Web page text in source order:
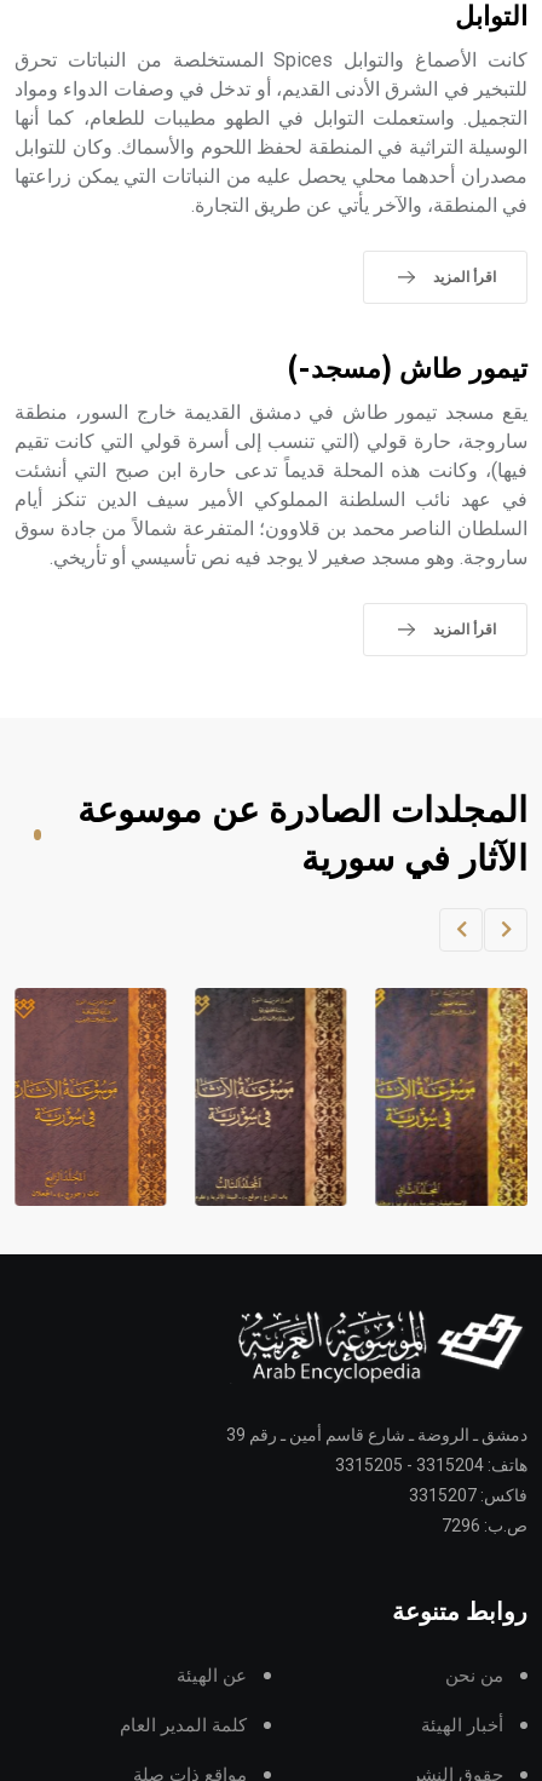
- هل تعلم أن أبجر Abgar اسم معروف جيداً يعود إلى عدد من
الملوك الذين حكموا مدينة إديسا (الرها) من أبجر الأول وحتى
التاسع، وهم ينتسبون إلى أسرة أوسروين
حيث تقتصر القيمة الصوتية للعلامة الك
التوابل
كانت الأصماغ والتوابل Spices المستخلصة من النباتات تحرق
للتبخير في الشرق الأدنى القديم، أو تدخل في وصفات الدواء ومواد
التجميل. واستعملت التوابل في الطهو مطيبات للطعام، كما أنها
الوسيلة التراثية في المنطقة لحفظ اللحوم والأسماك. وكان للتوابل
مصدران أحدهما محلي يحصل عليه من النباتات التي يمكن زراعتها
في المنطقة، والآخر يأتي عن طريق التجارة.
اقرأ المزيد
تيمور طاش (مسجد-)
يقع مسجد تيمور طاش في دمشق القديمة خارج السور، منطقة
ساروجة، حارة قولي (التي تنسب إلى أسرة قولي التي كانت تقيم
فيها)، وكانت هذه المحلة قديماً تدعى حارة ابن صبح التي أنشئت
في عهد نائب السلطنة المملوكي الأمير سيف الدين تنكز أيام
السلطان الناصر محمد بن قلاوون؛ المتفرعة شمالاً من جادة سوق
ساروجة. وهو مسجد صغير لا يوجد فيه نص تأسيسي أو تأريخي.
اقرأ المزيد
المجلدات الصادرة عن موسوعة
الآثار في سورية
دمشق ـ الروضة ـ شارع قاسم أمين ـ رقم 39
هاتف: 3315204 - 3315205
فاكس: 3315207
ص.ب: 7296
روابط متنوعة
من نحن عن الهيئة
أخبار الهيئة كلمة المدير العام
حقوق النشر مواقع ذات صلة